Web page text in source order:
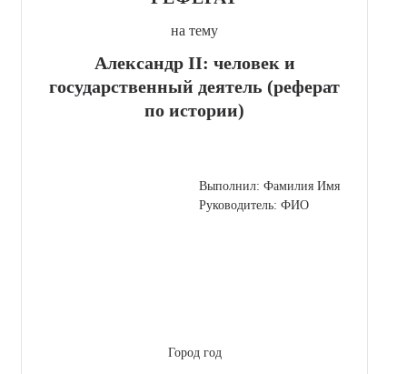
на тему
Александр II: человек и
государственный деятель (реферат
по истории)
Выполнил: Фамилия Имя
Руководитель: ФИО
Город год